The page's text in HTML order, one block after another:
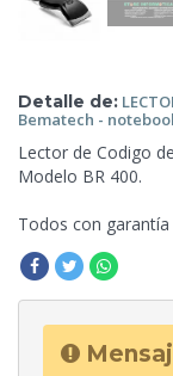
Detalle de:
Bematech -
Lector de Codigo
Modelo BR 400.
Todos con